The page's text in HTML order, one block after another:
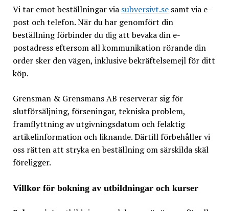
Vi tar emot beställningar via subversivt.sesamt via e-
post och telefon. När du har genomfört din
beställning förbinder du dig att bevaka din e-
postadress eftersom all kommunikation rörande din
order sker den vägen, inklusive bekräftelsemejl för ditt
köp.
Grensman & Grensmans AB reserverar sig för
slutförsäljning, förseningar, tekniska problem,
framflyttning av utgivningsdatum och felaktig
artikelinformation och liknande. Därtill förbehåller vi
oss rätten att stryka en beställning om särskilda skäl
föreligger.
Villkor för bokning av utbildningar och kurser